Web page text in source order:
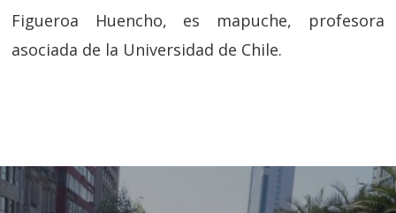
Figueroa Huencho, es mapuche, profesora
asociada de la Universidad de Chile.